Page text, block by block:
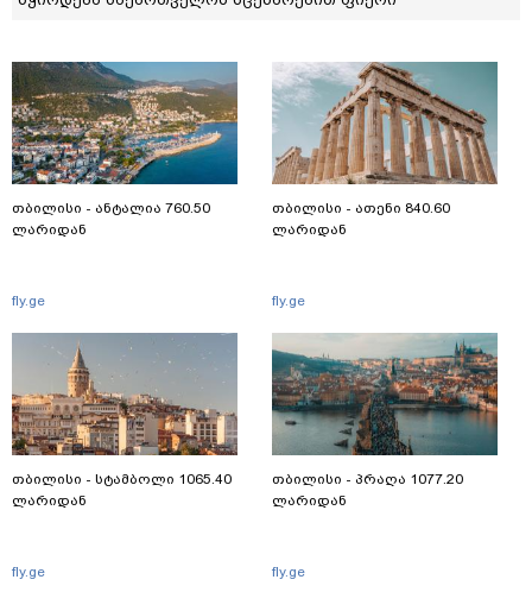
თბილისი - ანტალია 760.50
ლარიდან
fly.ge
თბილისი - სტამბოლი 1065.40
ლარიდან
fly.ge
თბილისი - ათენი 840.60
ლარიდან
fly.ge
თბილისი - პრაღა 1077.20
ლარიდან
fly.ge